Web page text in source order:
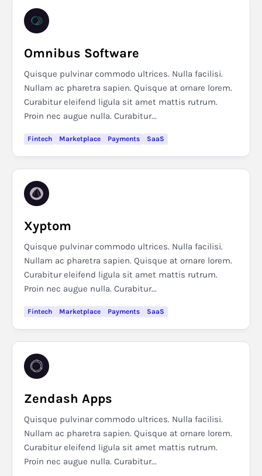
Omnibus Software
Quisque pulvinar commodo ultrices. Nulla facilisi.
Nullam ac pharetra sapien. Quisque at ornare lorem.
Curabitur eleifend ligula sit amet mattis rutrum.
Proin nec augue nulla. Curabitur...
Fintech Marketplace Payments SaaS
Xyptom
Quisque pulvinar commodo ultrices. Nulla facilisi.
Nullam ac pharetra sapien. Quisque at ornare lorem.
Curabitur eleifend ligula sit amet mattis rutrum.
Proin nec augue nulla. Curabitur...
Fintech Marketplace Payments SaaS
Zendash Apps
Quisque pulvinar commodo ultrices. Nulla facilisi.
Nullam ac pharetra sapien. Quisque at ornare lorem.
Curabitur eleifend ligula sit amet mattis rutrum.
Proin nec augue nulla. Curabitur...